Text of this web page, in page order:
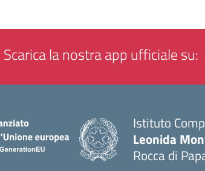
Scarica la nostra app ufficiale su:
Istituto
Leonida
Rocca di